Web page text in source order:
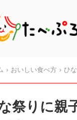
おいしい食べ方 ひ
祭りに親